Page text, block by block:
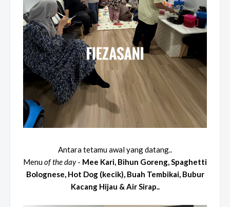
Antara tetamu awal yang datang..
Menuof the day- Mee Kari, Bihun Goreng, Spaghetti
Bolognese, Hot Dog (kecik), Buah Tembikai, Bubur
Kacang Hijau & Air Sirap..